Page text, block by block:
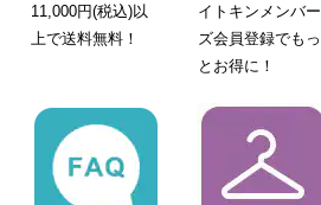
11,000円(税込)以
上で送料無料！
イトキンメンバー
ズ会員登録でもっ
とお得に！